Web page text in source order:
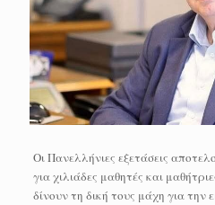
Οι Πανελλήνιες εξετάσεις
για χιλιάδες μαθητές και
δίνουν τη δική τους μάχη για την